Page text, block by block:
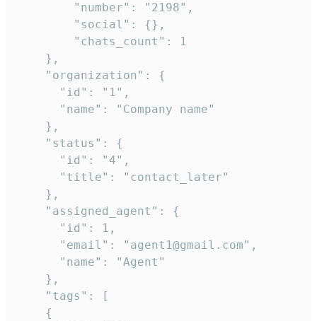
        "number": "2198",
        "social": {},
        "chats_count": 1
    },
    "organization": {
      "id": "1",
      "name": "Company name"
    },
    "status": {
      "id": "4",
      "title": "contact_later"
    },
    "assigned_agent": {
      "id": 1,
      "email": "agent1@gmail.com",
      "name": "Agent"
    },
    "tags": [
    {